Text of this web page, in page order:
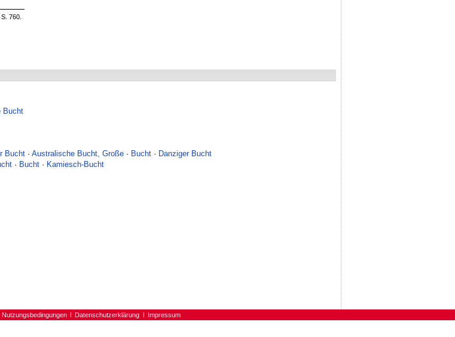
760.
Bucht
Bucht ·Australische Bucht, Große · Bucht · Danziger Bucht
· Bucht · Kamiesch-Bucht
Nutzungsbedingungen Datenschutzerklärung Impressum